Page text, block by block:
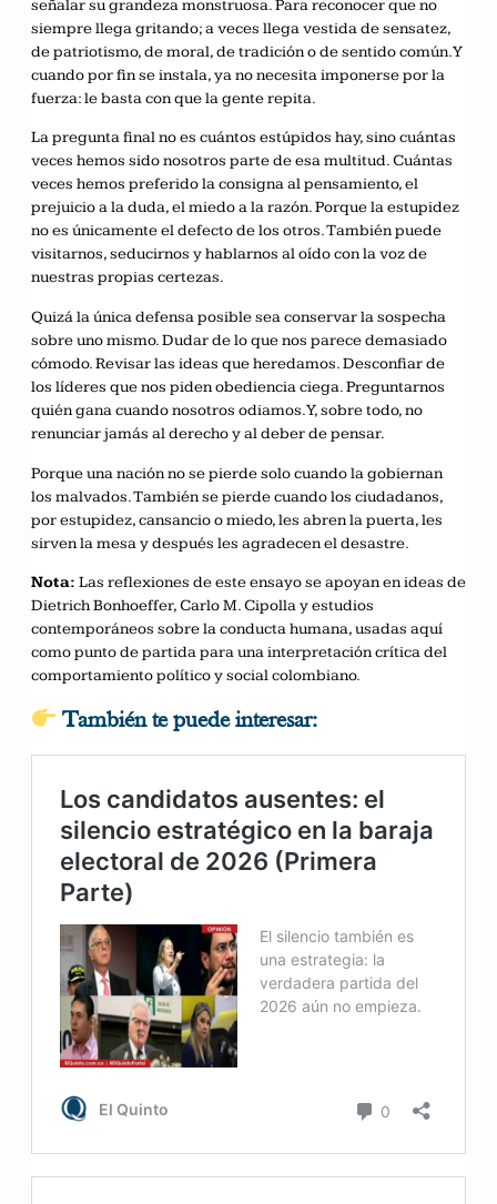
señalar su grandeza monstruosa. Para reconocer que no
siempre llega gritando; a veces llega vestida de sensatez,
de patriotismo, de moral, de tradición o de sentido común. Y
cuando por fin se instala, ya no necesita imponerse por la
fuerza: le basta con que la gente repita.
La pregunta final no es cuántos estúpidos hay, sino cuántas
veces hemos sido nosotros parte de esa multitud. Cuántas
veces hemos preferido la consigna al pensamiento, el
prejuicio a la duda, el miedo a la razón. Porque la estupidez
no es únicamente el defecto de los otros. También puede
visitarnos, seducirnos y hablarnos al oído con la voz de
nuestras propias certezas.
Quizá la única defensa posible sea conservar la sospecha
sobre uno mismo. Dudar de lo que nos parece demasiado
cómodo. Revisar las ideas que heredamos. Desconfiar de
los líderes que nos piden obediencia ciega. Preguntarnos
quién gana cuando nosotros odiamos. Y, sobre todo, no
renunciar jamás al derecho y al deber de pensar.
Porque una nación no se pierde solo cuando la gobiernan
los malvados. También se pierde cuando los ciudadanos,
por estupidez, cansancio o miedo, les abren la puerta, les
sirven la mesa y después les agradecen el desastre.
Nota: Las reflexiones de este ensayo se apoyan en ideas de
Dietrich Bonhoeffer, Carlo M. Cipolla y estudios
contemporáneos sobre la conducta humana, usadas aquí
como punto de partida para una interpretación crítica del
comportamiento político y social colombiano.
También te puede interesar: